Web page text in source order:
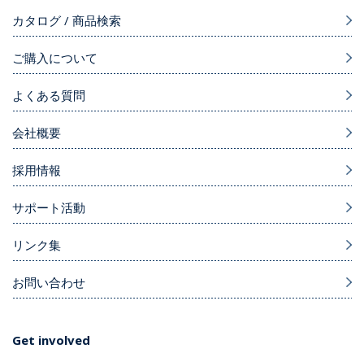
カタログ / 商品検索
ご購入について
よくある質問
会社概要
採用情報
サポート活動
リンク集
お問い合わせ
Get involved